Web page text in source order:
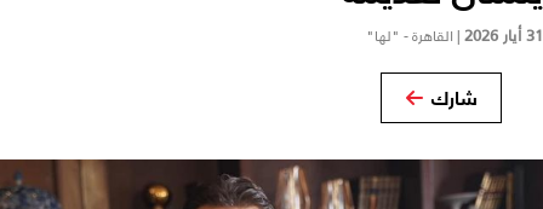
31 أيار 2026 | القاهرة - "لها"
شارك